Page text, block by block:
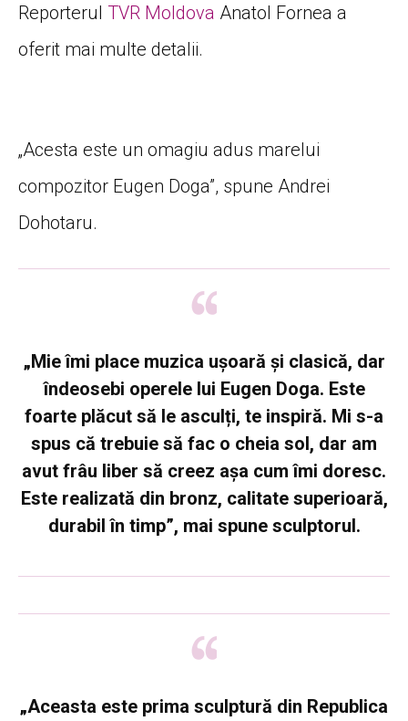
Reporterul TVR Moldova Anatol Fornea a
oferit mai multe detalii.
„Acesta este un omagiu adus marelui
compozitor Eugen Doga”, spune Andrei
Dohotaru.
„Mie îmi place muzica ușoară și clasică, dar
îndeosebi operele lui Eugen Doga. Este
foarte plăcut să le asculți, te inspiră. Mi s-a
spus că trebuie să fac o cheia sol, dar am
avut frâu liber să creez așa cum îmi doresc.
Este realizată din bronz, calitate superioară,
durabil în timp”, mai spune sculptorul.
„Aceasta este prima sculptură din Republica